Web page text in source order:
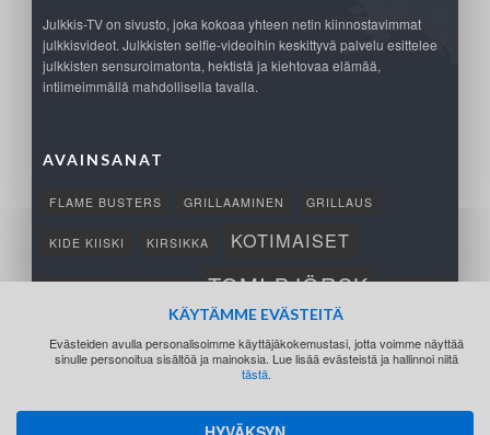
Julkkis-TV on sivusto, joka kokoaa yhteen netin kiinnostavimmat
julkkisvideot. Julkkisten selfie-videoihin keskittyvä palvelu esittelee
julkkisten sensuroimatonta, hektistä ja kiehtovaa elämää,
intiimeimmällä mahdollisella tavalla.
AVAINSANAT
FLAME BUSTERS GRILLAAMINEN GRILLAUS
KIDE KIISKI KIRSIKKA KOTIMAISET
TOMI BJÖRCK
KÄYTÄMME EVÄSTEITÄ
Evästeiden avulla personalisoimme käyttäjäkokemustasi, jotta voimme näyttää
sinulle personoitua sisältöä ja mainoksia. Lue lisää evästeistä ja hallinnoi niitä
tästä.